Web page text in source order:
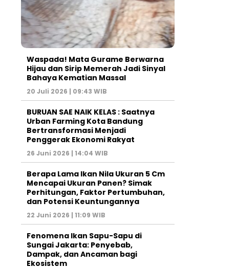
Waspada! Mata Gurame Berwarna
Hijau dan Sirip Memerah Jadi Sinyal
Bahaya Kematian Massal
20 Juli 2026 | 09:43 WIB
BURUAN SAE NAIK KELAS : Saatnya
Urban Farming Kota Bandung
Bertransformasi Menjadi
Penggerak Ekonomi Rakyat
26 Juni 2026 | 14:04 WIB
Berapa Lama Ikan Nila Ukuran 5 Cm
Mencapai Ukuran Panen? Simak
Perhitungan, Faktor Pertumbuhan,
dan Potensi Keuntungannya
22 Juni 2026 | 11:09 WIB
Fenomena Ikan Sapu-Sapu di
Sungai Jakarta: Penyebab,
Dampak, dan Ancaman bagi
Ekosistem